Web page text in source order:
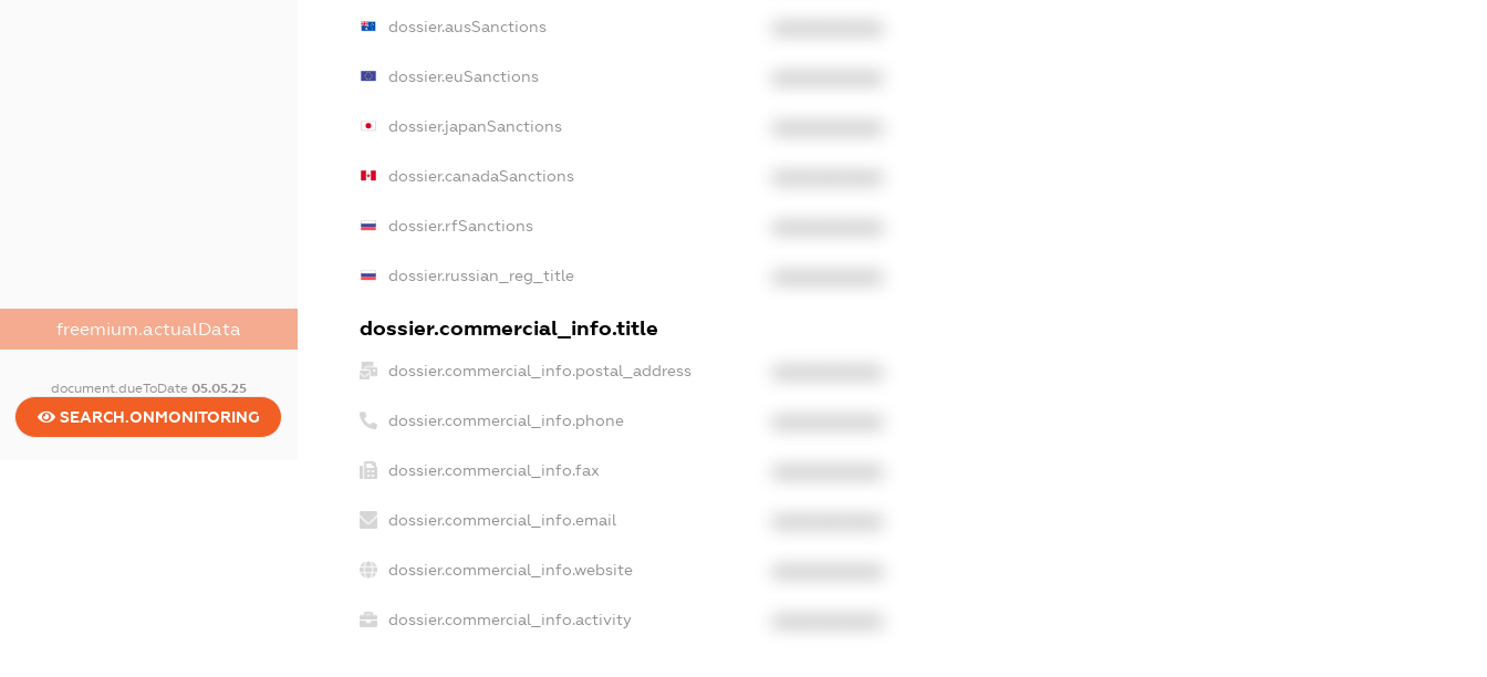
freemium.actualData
document.dueToDate 05.05.25
SEARCH.ONMONITORING
dossier.ausSanctions
dossier.euSanctions
dossier.japanSanctions
dossier.canadaSanctions
dossier.rfSanctions
dossier.russian_reg_title
dossier.commercial_info.title
dossier.commercial_info.postal_address
dossier.commercial_info.phone
dossier.commercial_info.fax
dossier.commercial_info.email
dossier.commercial_info.website
dossier.commercial_info.activity